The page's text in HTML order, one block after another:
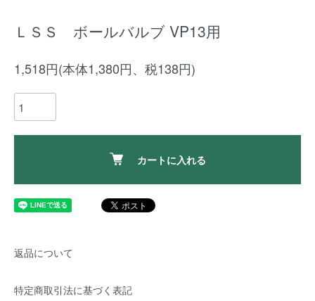
ＬＳＳ ボールバルブ VP13用
1,518円(本体1,380円、税138円)
カートに入れる
返品について
特定商取引法に基づく表記